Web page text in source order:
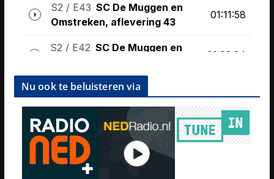
Nu ook te beluisteren via